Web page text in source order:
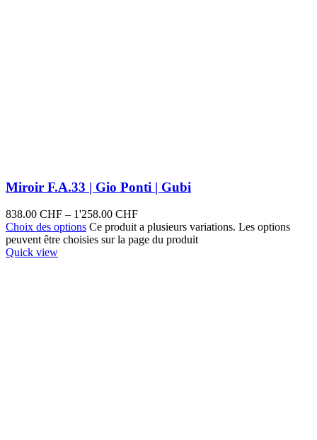
Miroir F.A.33 | Gio Ponti | Gubi
838.00 CHF – 1'258.00 CHF
Choix des options Ce produit a plusieurs variations. Les options
peuvent être choisies sur la page du produit
Quick view